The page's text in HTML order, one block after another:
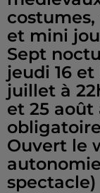
et mini
Sept
jeudi 16 et
juillet à
et 25 août
Ouvert le
spectacle)